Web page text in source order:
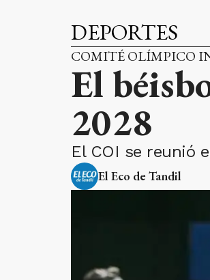
DEPORTES
COMITÉ OLÍMPICO
El
2028
El COI se reunió
El Eco de Tandil